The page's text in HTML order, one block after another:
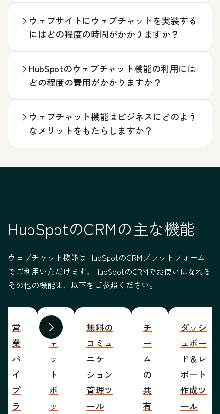
ウェブサイトにウェブチャットを実装する
にはどの程度の時間がかかりますか？
HubSpotのウェブチャット機能の利用には
どの程度の費用がかかりますか？
ウェブチャット機能はビジネスにどのよう
なメリットをもたらしますか？
HubSpotのCRMの主な機能
ウェブチャット機能は HubSpotのCRMプラットフォーム
でご利用いただけます。HubSpotのCRMでお使いになれる
その他の機能は、以下をご参照ください。
前へ 次へ
営
業
パ
イ
プ
ラ
チ
ャ
ッ
ト
ボ
ッ
無料の
コミュ
ニケー
ション
管理ツ
ール
チ
ー
ム
の
共
有
ダッシ
ュボー
ド＆レ
ポート
作成ツ
ール